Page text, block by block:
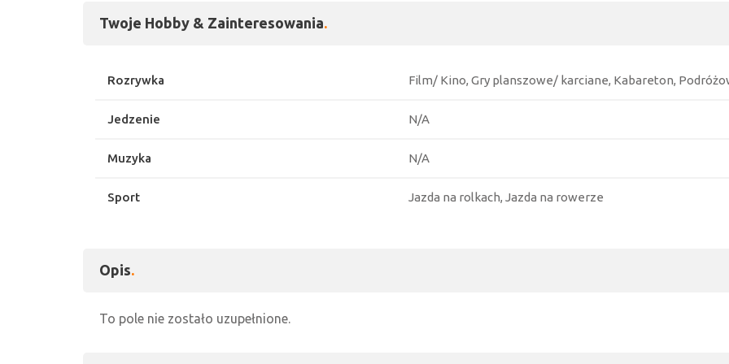
Twoje Hobby & Zainteresowania
Rozrywka Film/ Kino, Gry planszowe/ karciane, Kabareton,
Jedzenie N/A
Muzyka N/A
Sport Jazda na rolkach, Jazda na rowerze
Opis
To pole nie zostało uzupełnione.